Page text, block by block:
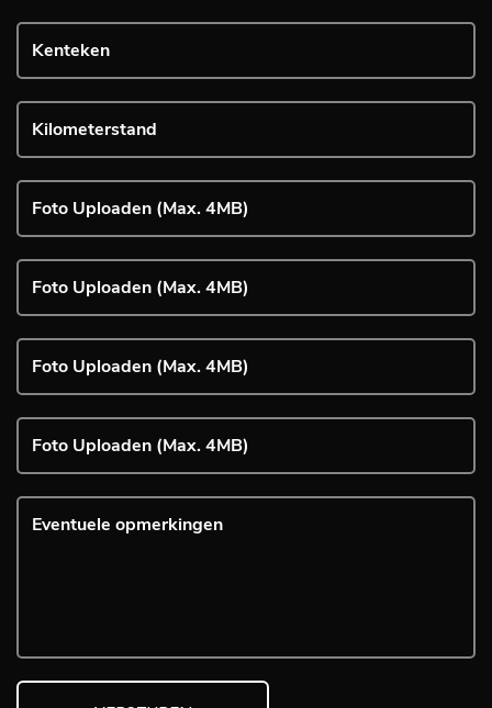
Foto Uploaden (Max. 4MB)
Foto Uploaden (Max. 4MB)
Foto Uploaden (Max. 4MB)
Foto Uploaden (Max. 4MB)